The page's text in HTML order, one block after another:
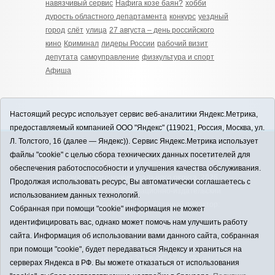
навязчивый сервис Нафига козе баян? хобби
дурость областного департамента конкурс уездный
город слёт улица 27 августа – день российского
кино Криминал лидеры России рабочий визит
депутата самоуправление физкультура и спорт
Афиша
12+
ЗАВОДОУКОВСК online / Новости
Заводоуковского муниципального округа, 2026
Учредитель: АНО "Информационно-издательский
центр "Заводоуковские вести". Главный редактор:
E-mail:
zavest@obl72.ru
Тел.: 8 (34542) 2-10-33
Политика оператора
Регистрационный номер Эл № ФС 77-66397 от
14.07.2016г. выдан Федеральной службой по
Настоящий ресурс использует сервис веб-аналитики Яндекс.Метрика,
предоставляемый компанией ООО "Яндекс" (119021, Россия, Москва, ул.
Л. Толстого, 16 (далее — Яндекс)). Сервис Яндекс.Метрика использует
файлы "cookie" с целью сбора технических данных посетителей для
обеспечения работоспособности и улучшения качества обслуживания.
Продолжая использовать ресурс, Вы автоматически соглашаетесь с
использованием данных технологий.
Собранная при помощи "cookie" информация не может
идентифицировать вас, однако может помочь нам улучшить работу
сайта. Информация об использовании вами данного сайта, собранная
при помощи "cookie", будет передаваться Яндексу и храниться на
серверах Яндекса в РФ. Вы можете отказаться от использования